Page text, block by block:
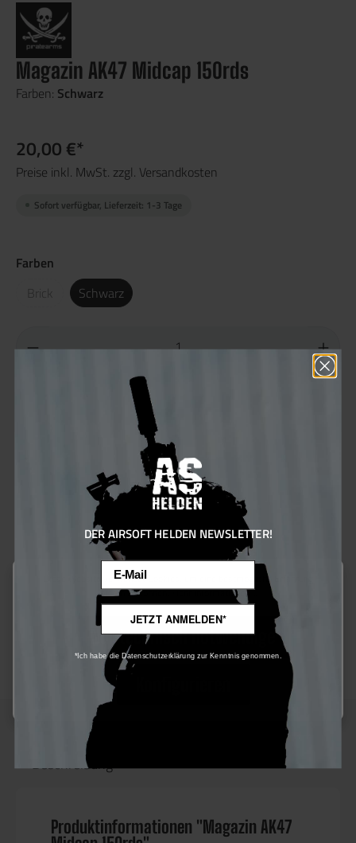
Magazin AK47 Midcap 150rds
Farben: Schwarz
20,00 €*
Preise inkl. MwSt. zzgl. Versandkosten
Sofort verfügbar, Lieferzeit: 1-3 Tage
Farben
Schwarz
In den Warenkorb
100837.2
Pirate Arms
Sie erhalten 20 Bonus Punkte für diese Bestellung
Midcap (AEG/S-AEG)
Magazinkapazität:
150 rds
Artikel Gewicht (g):
168
Beschreibung
Produktinformationen "Magazin AK47
Diese Website verwendet Cookies, um eine bestmögliche Erfahrung
bieten zu können.Mehr Informationen ...
Nur technisch notwendige
DER AIRSOFT HELDEN NEWSLETTER!
JETZT ANMELDEN*
*Ich habe die Datenschutzerklärung zur Kenntnis genommen.